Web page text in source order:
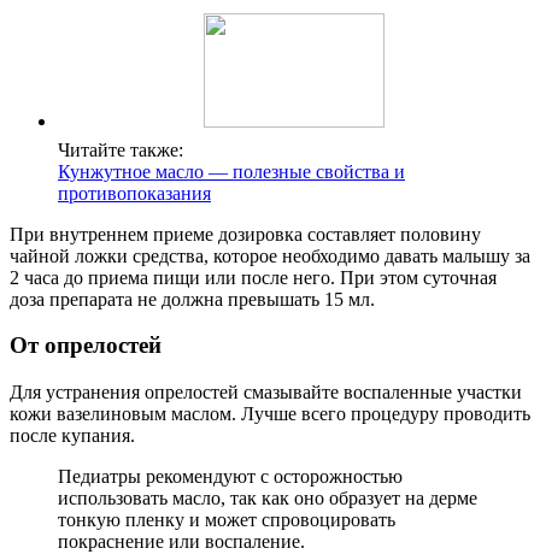
Читайте также:
Кунжутное масло — полезные свойства и
противопоказания
При внутреннем приеме дозировка составляет половину
чайной ложки средства, которое необходимо давать малышу за
2 часа до приема пищи или после него. При этом суточная
доза препарата не должна превышать 15 мл.
От опрелостей
Для устранения опрелостей смазывайте воспаленные участки
кожи вазелиновым маслом. Лучше всего процедуру проводить
после купания.
Педиатры рекомендуют с осторожностью
использовать масло, так как оно образует на дерме
тонкую пленку и может спровоцировать
покраснение или воспаление.